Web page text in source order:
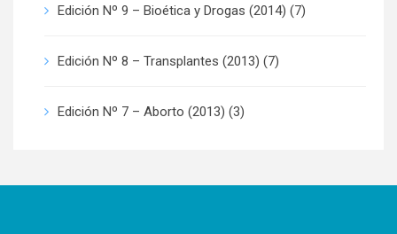
Edición Nº 9 – Bioética y Drogas (2014) (7)
Edición Nº 8 – Transplantes (2013) (7)
Edición Nº 7 – Aborto (2013) (3)